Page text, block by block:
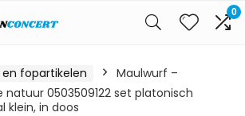
0
fopartikelen
Maulwurf –
0503509122 set platonisch
klein, in doos